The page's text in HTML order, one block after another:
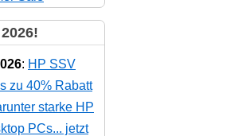
: HP SSV
zu 40% Rabatt
starke HP
PCs... jetzt